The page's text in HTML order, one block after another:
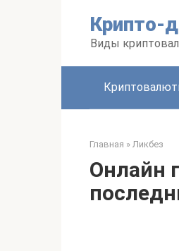
Крипто-
Виды
Главная » Ликбез
Онлайн